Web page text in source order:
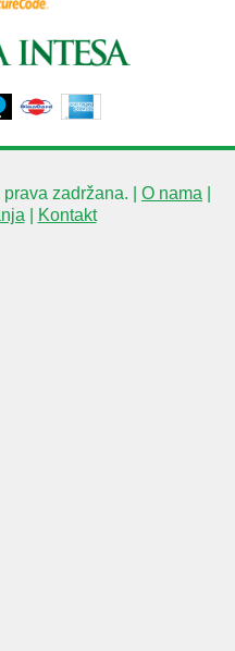
zadržana. | O nama
Kontakt